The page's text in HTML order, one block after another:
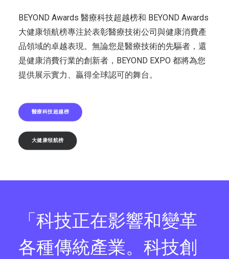
BEYOND Awards 醫療科技超越榜和 BEYOND Awards
大健康領航榜專注於表彰醫療技術公司與健康消費產
品領域的卓越表現。無論您是醫療技術的先驅者，還
是健康消費行業的創新者，BEYOND EXPO 都將為您
提供展示實力、贏得全球認可的舞台。
醫療科技超越榜
大健康領航榜
「科技正在影響和變革
各種傳統產業。科技創